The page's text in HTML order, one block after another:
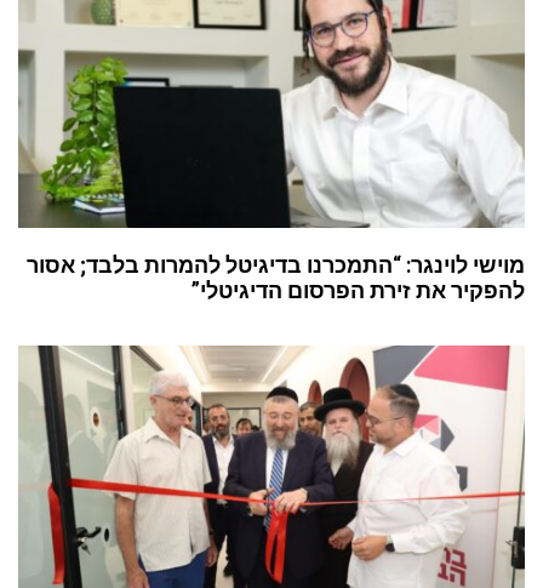
מוישי לוינגר: “התמכרנו בדיגיטל להמרות בלבד; אסור
להפקיר את זירת הפרסום הדיגיטלי”